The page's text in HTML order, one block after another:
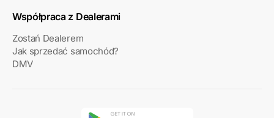
Współpraca z Dealerami
Zostań Dealerem
Jak sprzedać samochód?
DMV